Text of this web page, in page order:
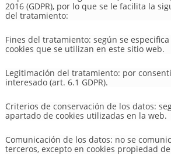
2016 (GDPR), por lo que se le facilita la
del tratamiento:
Fines del tratamiento: según se
cookies que se utilizan en este sitio web.
Legitimación del tratamiento: por
interesado (art. 6.1 GDPR).
Criterios de conservación de los datos:
apartado de cookies utilizadas en la web.
Comunicación de los datos: no se
terceros, excepto en cookies propiedad